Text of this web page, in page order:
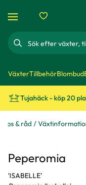
Sök
VäxterTillbehörBlombud
Tujahäck - köp 20
Tips & råd
Peperomia
'ISABELLE'